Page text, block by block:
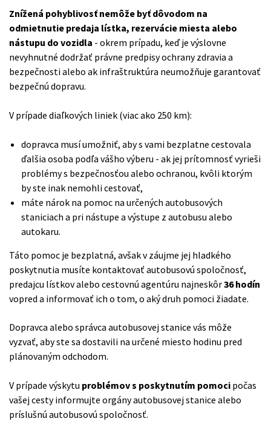
Znížená pohyblivosť nemôže byť dôvodom na
odmietnutie predaja lístka, rezervácie miesta alebo
nástupu do vozidla - okrem prípadu, keď je výslovne
nevyhnutné dodržať právne predpisy ochrany zdravia a
bezpečnosti alebo ak infraštruktúra neumožňuje garantovať
bezpečnú dopravu.
V prípade diaľkových liniek (viac ako 250 km):
dopravca musí umožniť, aby s vami bezplatne cestovala
ďalšia osoba podľa vášho výberu - ak jej prítomnosť vyrieši
problémy s bezpečnosťou alebo ochranou, kvôli ktorým
by ste inak nemohli cestovať,
máte nárok na pomoc na určených autobusových
staniciach a pri nástupe a výstupe z autobusu alebo
autokaru.
Táto pomoc je bezplatná, avšak v záujme jej hladkého
poskytnutia musíte kontaktovať autobusovú spoločnosť,
predajcu lístkov alebo cestovnú agentúru najneskôr36 hodín
vopred a informovať ich o tom, o aký druh pomoci žiadate.
Dopravca alebo správca autobusovej stanice vás môže
vyzvať, aby ste sa dostavili na určené miesto hodinu pred
plánovaným odchodom.
V prípade výskytu problémov s poskytnutím pomoci počas
vašej cesty informujte orgány autobusovej stanice alebo
príslušnú autobusovú spoločnosť.